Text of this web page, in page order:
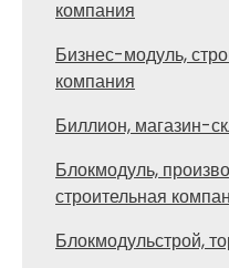
компания
Бизнес-модуль,
компания
Биллион, магазин-
Блокмодуль,
строительная
Блокмодульстрой,